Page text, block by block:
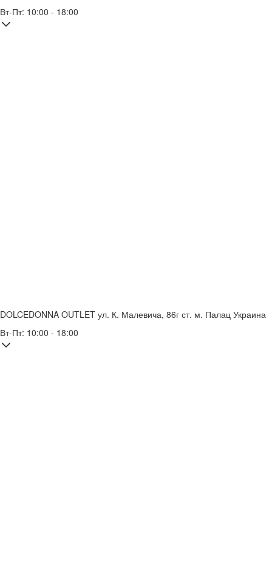
Вт-Пт: 10:00 - 18:00
DOLCEDONNA OUTLET ул. К. Малевича, 86г ст. м. Палац Украина
Вт-Пт: 10:00 - 18:00